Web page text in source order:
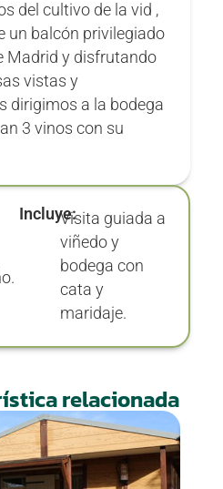
del cultivo de la vid ,
un balcón privilegiado
Madrid y disfrutando
vistas y
dirigimos a la bodega
3 vinos con su
Incluye:Visita guiada a
viñedo y
bodega con
cata y
maridaje.
relacionada